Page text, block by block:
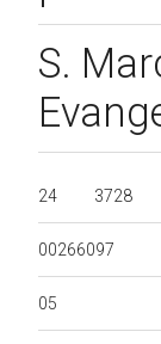
S.
24
3728
00266097
05